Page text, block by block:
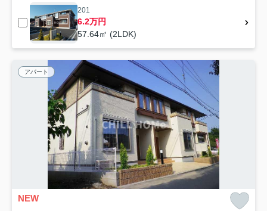
201
6.2万円
57.64㎡ (2LDK)
アパート
NEW